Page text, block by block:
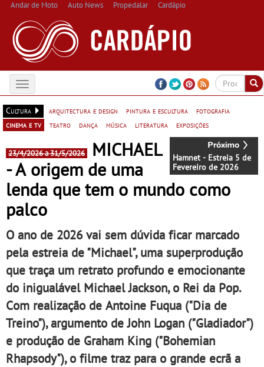
Andar de Moto Auto News Propedalar Cardápio
Toggle
navigation
Cultura
arquitectura e design pintura e escultura
fotografia
cinema e tv
teatro dança música literatura exposições
Hamnet - Estreia 5 de
Fevereiro de 2026
23/4/2026 a 31/5/2026
MICHAEL
- A origem de uma
lenda que tem o mundo como
palco
O ano de 2026 vai sem dúvida ficar marcado
pela estreia de "Michael", uma superprodução
que traça um retrato profundo e emocionante
do inigualável Michael Jackson, o Rei da Pop.
Com realização de Antoine Fuqua ("Dia de
Treino"), argumento de John Logan ("Gladiador")
e produção de Graham King ("Bohemian
Rhapsody"), o filme traz para o grande ecrã a